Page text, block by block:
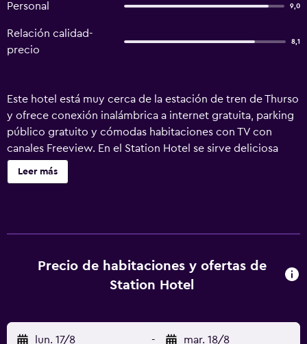
Personal 9,0
Relación calidad-
precio
8,1
Este hotel está muy cerca de la estación de tren de Thurso
y ofrece conexión inalámbrica a internet gratuita, parking
público gratuito y cómodas habitaciones con TV con
canales Freeview. En el Station Hotel se sirve deliciosa
carne escocesa preparada al estilo tradicional. También
ofrece una excelente selección de bebidas, incluyendo
Leer más
Precio de habitaciones y ofertas de
Station Hotel
lun. 17/8 - mar. 18/8